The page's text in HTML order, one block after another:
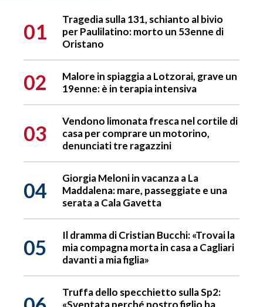
01
Tragedia sulla 131, schianto al bivio
per Paulilatino: morto un 53enne di
Oristano
02
Malore in spiaggia a Lotzorai, grave un
19enne: è in terapia intensiva
03
Vendono limonata fresca nel cortile di
casa per comprare un motorino,
denunciati tre ragazzini
04
Giorgia Meloni in vacanza a La
Maddalena: mare, passeggiate e una
serata a Cala Gavetta
05
Il dramma di Cristian Bucchi: «Trovai la
mia compagna morta in casa a Cagliari
davanti a mia figlia»
Truffa dello specchietto sulla Sp2:
«Sventata perché nostro figlio ha